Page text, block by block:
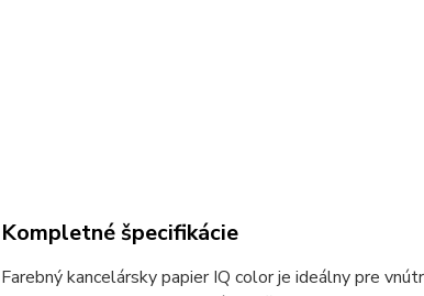
Kompletné špecifikácie
Farebný kancelársky papier IQ color je ideálny pre